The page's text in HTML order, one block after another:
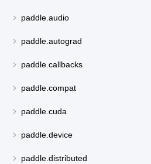
paddle.audio
paddle.autograd
paddle.callbacks
paddle.compat
paddle.cuda
paddle.device
paddle.distributed